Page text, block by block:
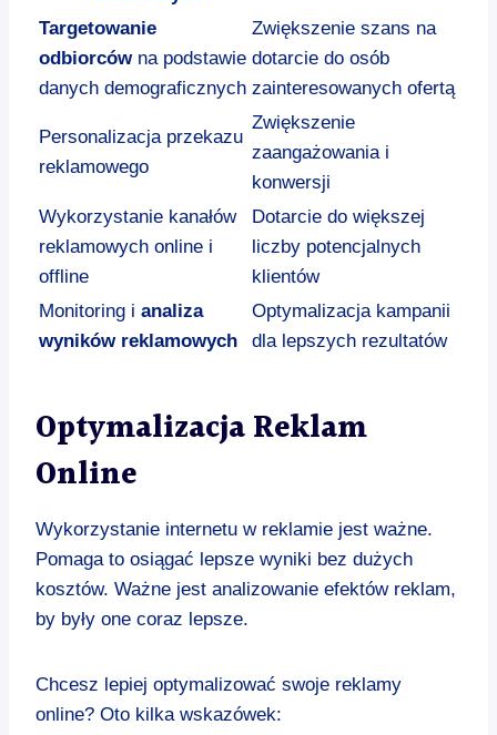
Targetowanie
odbiorcówna podstawie
danych demograficznych
Zwiększenie szans na
dotarcie do osób
zainteresowanych ofertą
Personalizacja przekazu
reklamowego
Zwiększenie
zaangażowania i
konwersji
Wykorzystanie kanałów
reklamowych online i
offline
Dotarcie do większej
liczby potencjalnych
klientów
Monitoring i analiza
wyników reklamowych
Optymalizacja kampanii
dla lepszych rezultatów
Optymalizacja Reklam
Online
Wykorzystanie internetu w reklamie jest ważne.
Pomaga to osiągać lepsze wyniki bez dużych
kosztów. Ważne jest analizowanie efektów reklam,
by były one coraz lepsze.
Chcesz lepiej optymalizować swoje reklamy
online? Oto kilka wskazówek: